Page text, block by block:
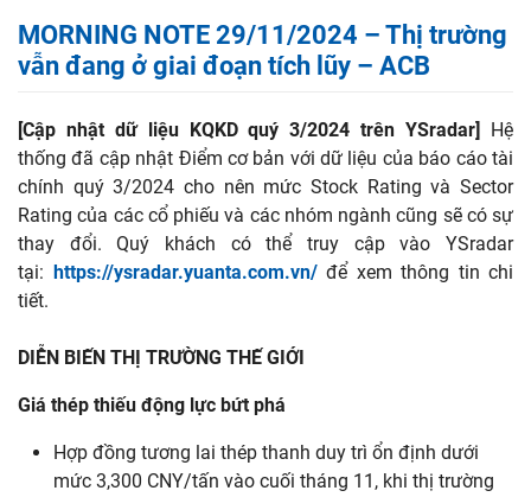
MORNING NOTE 29/11/2024 – Thị trường
vẫn đang ở giai đoạn tích lũy – ACB
[Cập nhật dữ liệu KQKD quý 3/2024 trên YSradar]
Hệ
thống đã cập nhật Điểm cơ bản với dữ liệu của báo cáo tài
chính quý 3/2024 cho nên mức Stock Rating và Sector
Rating của các cổ phiếu và các nhóm ngành cũng sẽ có sự
thay đổi. Quý khách có thể truy cập vào YSradar
tại:
https://ysradar.yuanta.com.vn/để xem thông tin chi
tiết.
DIỄN BIẾN THỊ TRƯỜNG THẾ GIỚI
Giá thép thiếu động lực bứt phá
Hợp đồng tương lai thép thanh duy trì ổn định dưới
mức 3,300 CNY/tấn vào cuối tháng 11, khi thị trường